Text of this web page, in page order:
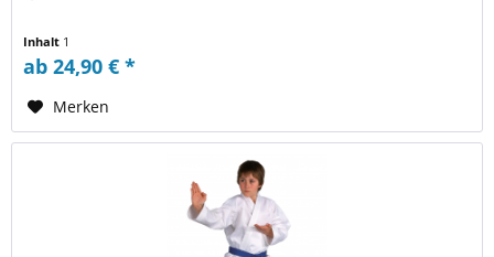
Inhalt 1
ab 24,90 € *
Merken